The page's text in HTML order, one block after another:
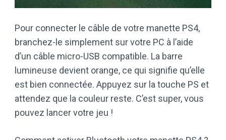
Pour connecter le câble de votre manette PS4,
branchez-le simplement sur votre PC à l’aide
d’un câble micro-USB compatible. La barre
lumineuse devient orange, ce qui signifie qu’elle
est bien connectée. Appuyez sur la touche PS et
attendez que la couleur reste. C’est super, vous
pouvez lancer votre jeu !